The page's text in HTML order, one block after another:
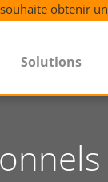
souhaite obtenir
Solutions